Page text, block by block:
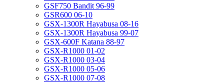
GSF750 Bandit 96-99
GSR600 06-10
GSX-1300R Hayabusa 08-16
GSX-1300R Hayabusa 99-07
GSX-600F Katana 88-97
GSX-R1000 01-02
GSX-R1000 03-04
GSX-R1000 05-06
GSX-R1000 07-08